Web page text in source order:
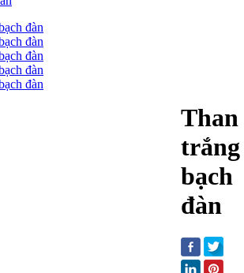
Than
trắng
bạch
đàn